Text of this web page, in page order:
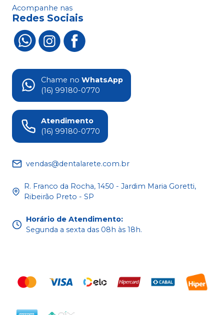
Acompanhe nas
Redes Sociais
Chame no WhatsApp
(16) 99180-0770
Atendimento
(16) 99180-0770
vendas@dentalarete.com.br
R. Franco da Rocha, 1450 - Jardim Maria Goretti,
Ribeirão Preto - SP
Horário de Atendimento:
Segunda a sexta das 08h às 18h.